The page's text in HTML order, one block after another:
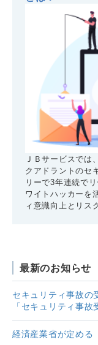
ＪＢサービスでは
クアドラントのセ
リーで3年連続で
ワイトハッカーを
ィ意識向上とリス
最新のお知らせ
セキュリティ事故の
「セキュリティ事
経済産業省が定める